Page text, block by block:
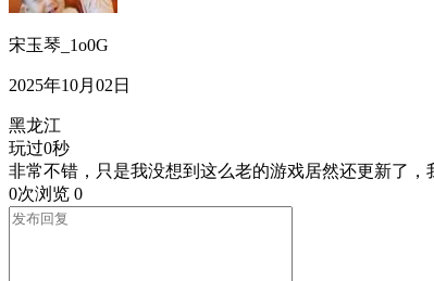
宋玉琴_1o0G
2025年10月02日
黑龙江
玩过0秒
非常不错，只是我没想到这么老的游戏居然还更新了
0次浏览 0